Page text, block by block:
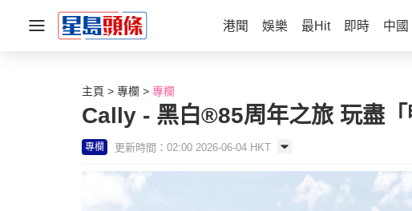
港聞 娛樂 最Hit 即時 中國
主頁 專欄 專欄
Cally - 黑白®85周年之旅 玩盡
專欄 更新時間：02:00 2026-06-04 HKT